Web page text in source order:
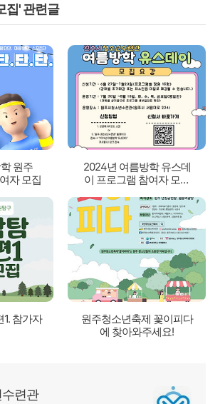
집' 관련글
원주
자 모집
2024년 여름방학 유스데
이 프로그램 참여자 모집
참가자
원주청소년축제 꽃이피다
에 찾아와주세요!
련관